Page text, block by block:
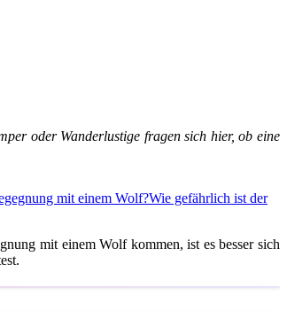
oder Wanderlustige fragen sich hier, ob eine
mit einem Wolf?Wie gefährlich ist der
mit einem Wolf kommen, ist es besser sich